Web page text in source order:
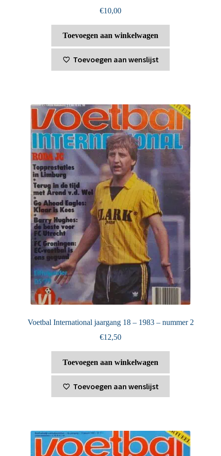
€10,00
Toevoegen aan winkelwagen
Toevoegen aan wenslijst
Voetbal International jaargang 18 – 1983 – nummer 2
€12,50
Toevoegen aan winkelwagen
Toevoegen aan wenslijst